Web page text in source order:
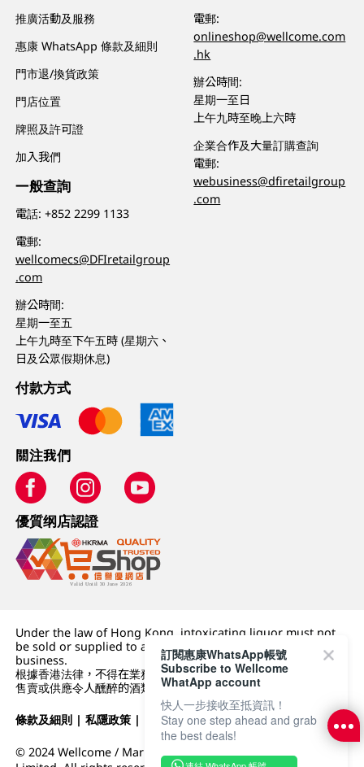
推廣活動及服務
惠康 WhatsApp 條款及細則
門市退/換貨政策
門店位置
牌照及許可證
加入我們
一般查詢
電話:+852 2299 1133
電郵:
wellcomecs@DFIretailgroup
.com
辦公時間:
星期一至五
上午九時至下午五時 (星期六、
日及公眾假期休息)
電郵:
onlineshop@wellcome.com
.hk
辦公時間:
星期一至日
上午九時至晚上六時
企業合作及大量訂購查詢
電郵:
webusiness@dfiretailgroup
.com
付款方式
關注我們
優質纲店認證
Under the law of Hong Kong, intoxicating liquor must not
be sold or supplied to a minor (under 18) in the course of
business.
根據香港法律，不得在業務過程中，向未成年人 (18 歲以下人士)
售賣或供應令人醺醉的酒類。
條款及細則 |私隱政策 | DFI零售集團
© 2024 Wellcome / Market Place. The Dairy Farm Company
訂閱惠康WhatsApp帳號
Subscribe to Wellcome
WhatApp account
快人一步接收至抵資訊！
Stay one step ahead and grab
the best deals!